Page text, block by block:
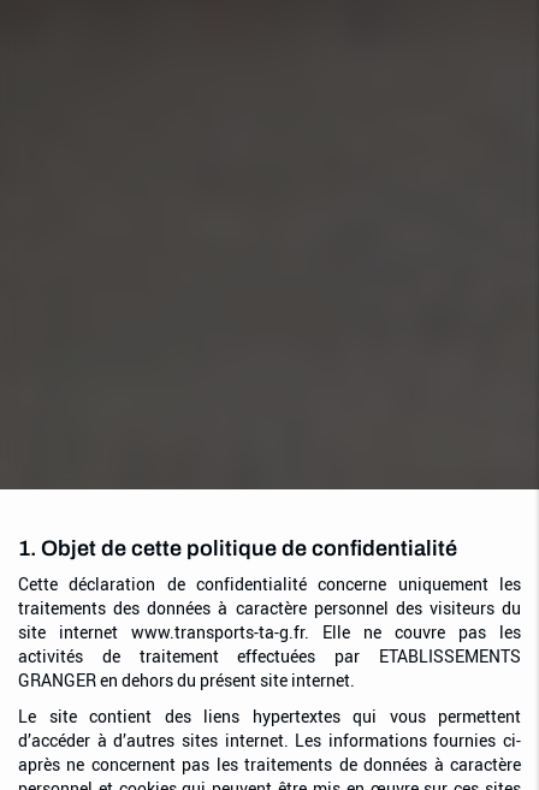
1. Objet de cette politique de confidentialité
Cette déclaration de confidentialité concerne uniquement les
traitements des données à caractère personnel des visiteurs du
site internet www.transports-ta-g.fr. Elle ne couvre pas les
activités de traitement effectuées par ETABLISSEMENTS
GRANGER en dehors du présent site internet.
Le site contient des liens hypertextes qui vous permettent
d’accéder à d’autres sites internet. Les informations fournies ci-
après ne concernent pas les traitements de données à caractère